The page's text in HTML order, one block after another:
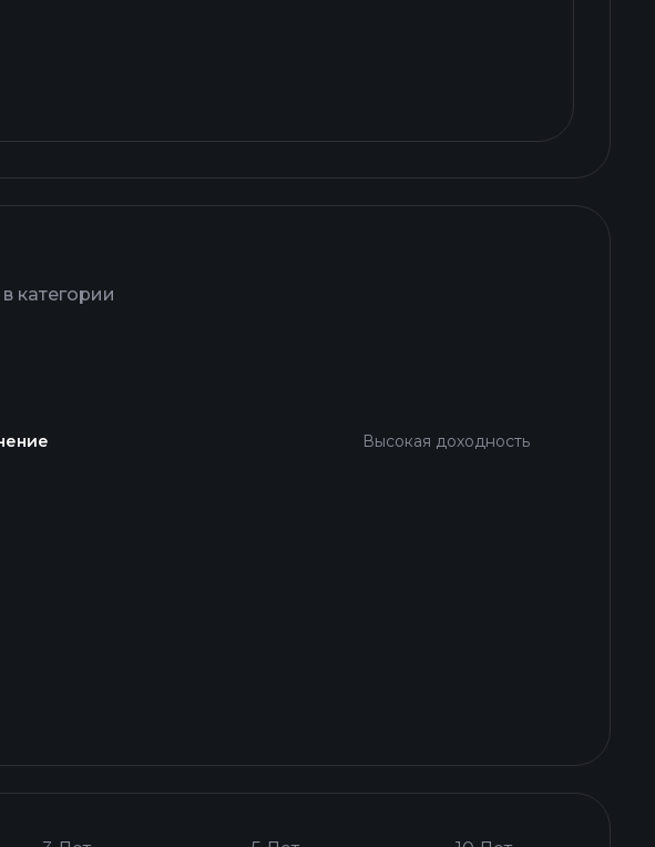
категории
Высокая доходность